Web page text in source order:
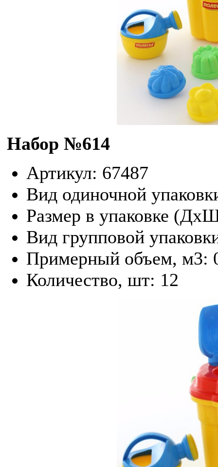
Набор №614
Артикул: 67487
Вид одиночной
Размер в упаковке
Вид групповой
Примерный объем, м3:
Количество, шт: 12